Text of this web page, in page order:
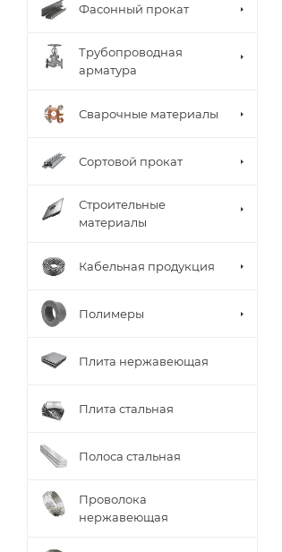
Фасонный прокат
Трубопроводная
арматура
Сварочные материалы
Сортовой прокат
Строительные
материалы
Кабельная продукция
Полимеры
Плита нержавеющая
Плита стальная
Полоса стальная
Проволока
нержавеющая